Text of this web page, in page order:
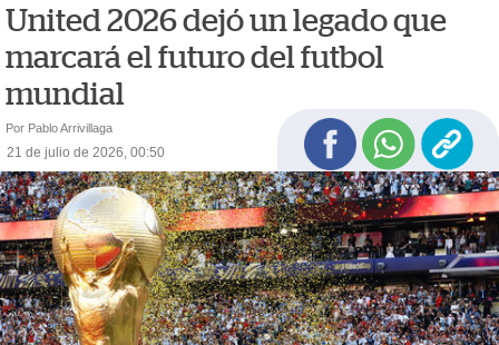
United 2026 dejó un legado que
marcará el futuro del futbol
mundial
Por Pablo Arrivillaga
21 de julio de 2026, 00:50